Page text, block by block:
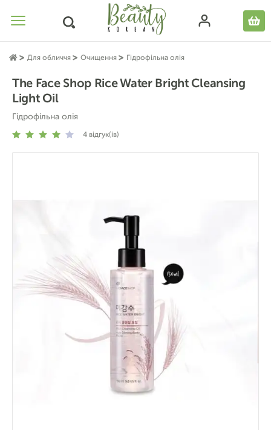
Для обличчя Очищення Гідрофільна олія
The Face Shop Rice Water Bright Cleansing
Light Oil
Гідрофільна олія
4 відгук(ів)